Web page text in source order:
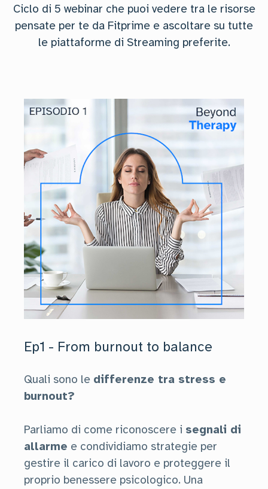
Ciclo di 5 webinar che puoi vedere tra le risorse
pensate per te da Fitprime e ascoltare su tutte
le piattaforme di Streaming preferite.
Ep1 - From burnout to balance
Quali sono le differenze tra stress e
burnout?
Parliamo di come riconoscere i segnali di
allarme e condividiamo strategie per
gestire il carico di lavoro e proteggere il
proprio benessere psicologico. Una